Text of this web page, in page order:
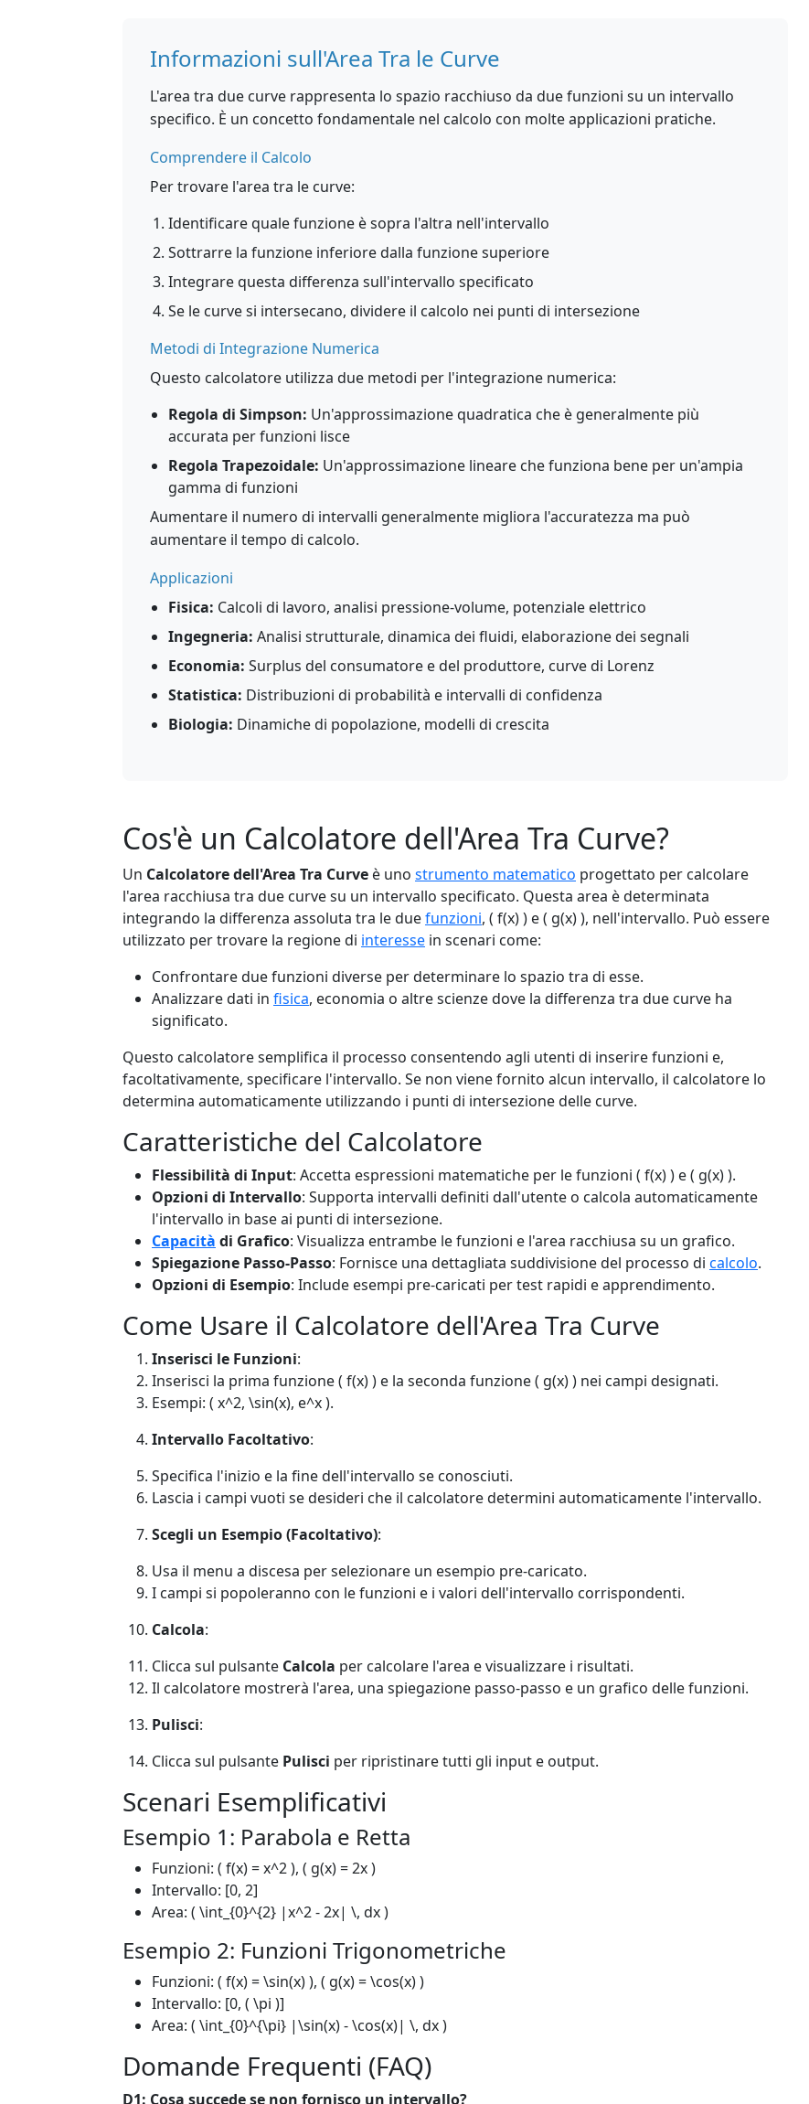
Informazioni sull'Area Tra le Curve
L'area tra due curve rappresenta lo spazio racchiuso da due funzioni su un intervallo
specifico. È un concetto fondamentale nel calcolo con molte applicazioni pratiche.
Comprendere il Calcolo
Per trovare l'area tra le curve:
Identificare quale funzione è sopra l'altra nell'intervallo
Sottrarre la funzione inferiore dalla funzione superiore
Integrare questa differenza sull'intervallo specificato
Se le curve si intersecano, dividere il calcolo nei punti di intersezione
Metodi di Integrazione Numerica
Questo calcolatore utilizza due metodi per l'integrazione numerica:
Regola di Simpson: Un'approssimazione quadratica che è generalmente più
accurata per funzioni lisce
Regola Trapezoidale: Un'approssimazione lineare che funziona bene per un'ampia
gamma di funzioni
Aumentare il numero di intervalli generalmente migliora l'accuratezza ma può
aumentare il tempo di calcolo.
Applicazioni
Fisica: Calcoli di lavoro, analisi pressione-volume, potenziale elettrico
Ingegneria: Analisi strutturale, dinamica dei fluidi, elaborazione dei segnali
Economia: Surplus del consumatore e del produttore, curve di Lorenz
Statistica: Distribuzioni di probabilità e intervalli di confidenza
Biologia: Dinamiche di popolazione, modelli di crescita
Cos'è un Calcolatore dell'Area Tra Curve?
Un Calcolatore dell'Area Tra Curve è uno strumento matematico progettato per calcolare
l'area racchiusa tra due curve su un intervallo specificato. Questa area è determinata
integrando la differenza assoluta tra le duefunzioni, ( f(x) ) e ( g(x) ), nell'intervallo. Può essere
utilizzato per trovare la regione di interesse in scenari come:
Confrontare due funzioni diverse per determinare lo spazio tra di esse.
Analizzare dati in fisica, economia o altre scienze dove la differenza tra due curve ha
significato.
Questo calcolatore semplifica il processo consentendo agli utenti di inserire funzioni e,
facoltativamente, specificare l'intervallo. Se non viene fornito alcun intervallo, il calcolatore lo
determina automaticamente utilizzando i punti di intersezione delle curve.
Caratteristiche del Calcolatore
Flessibilità di Input: Accetta espressioni matematiche per le funzioni ( f(x) ) e ( g(x) ).
Opzioni di Intervallo: Supporta intervalli definiti dall'utente o calcola automaticamente
l'intervallo in base ai punti di intersezione.
Capacità di Grafico: Visualizza entrambe le funzioni e l'area racchiusa su un grafico.
Spiegazione Passo-Passo: Fornisce una dettagliata suddivisione del processo di calcolo.
Opzioni di Esempio: Include esempi pre-caricati per test rapidi e apprendimento.
Come Usare il Calcolatore dell'Area Tra Curve
Inserisci le Funzioni:
Inserisci la prima funzione ( f(x) ) e la seconda funzione ( g(x) ) nei campi designati.
Esempi: ( x^2, \sin(x), e^x ).
Intervallo Facoltativo:
Specifica l'inizio e la fine dell'intervallo se conosciuti.
Lascia i campi vuoti se desideri che il calcolatore determini automaticamente l'intervallo.
Scegli un Esempio (Facoltativo):
Usa il menu a discesa per selezionare un esempio pre-caricato.
I campi si popoleranno con le funzioni e i valori dell'intervallo corrispondenti.
Calcola:
Clicca sul pulsante Calcola per calcolare l'area e visualizzare i risultati.
Il calcolatore mostrerà l'area, una spiegazione passo-passo e un grafico delle funzioni.
Pulisci:
Clicca sul pulsante Pulisci per ripristinare tutti gli input e output.
Scenari Esemplificativi
Esempio 1: Parabola e Retta
Funzioni: ( f(x) = x^2 ), ( g(x) = 2x )
Intervallo: [0, 2]
Area: ( \int_{0}^{2} |x^2 - 2x| \, dx )
Esempio 2: Funzioni Trigonometriche
Funzioni: ( f(x) = \sin(x) ), ( g(x) = \cos(x) )
Intervallo: [0, ( \pi )]
Area: ( \int_{0}^{\pi} |\sin(x) - \cos(x)| \, dx )
Domande Frequenti (FAQ)
D1: Cosa succede se non fornisco un intervallo?